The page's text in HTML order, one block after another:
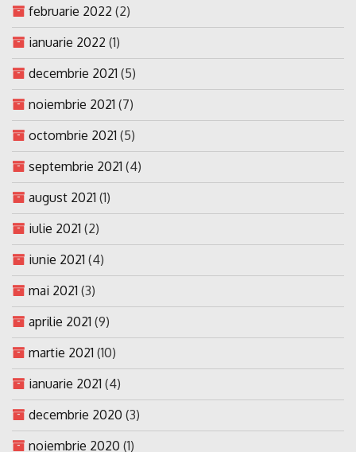
februarie 2022 (2)
ianuarie 2022 (1)
decembrie 2021 (5)
noiembrie 2021 (7)
octombrie 2021 (5)
septembrie 2021 (4)
august 2021 (1)
iulie 2021 (2)
iunie 2021 (4)
mai 2021 (3)
aprilie 2021 (9)
martie 2021 (10)
ianuarie 2021 (4)
decembrie 2020 (3)
noiembrie 2020 (1)